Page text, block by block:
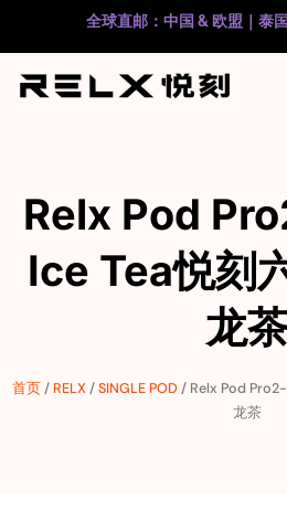
内
全球直邮：中国 & 欧盟｜泰
Relx Pod
Ice Tea悦刻
龙
首页 / RELX /SINGLE POD / Relx Pod
龙茶